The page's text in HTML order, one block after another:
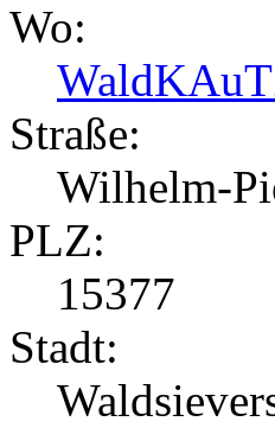
Wo:
Straße:
Wilhelm-
PLZ:
15377
Stadt: